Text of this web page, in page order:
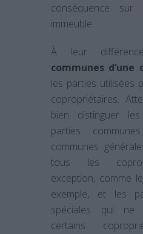
conséquence sur
immeuble.
À leur
communes d’une
les parties utilisées
copropriétaires.
bien distinguer
parties
communes
tous les
exception, comme
exemple, et les
spéciales qui ne
certains